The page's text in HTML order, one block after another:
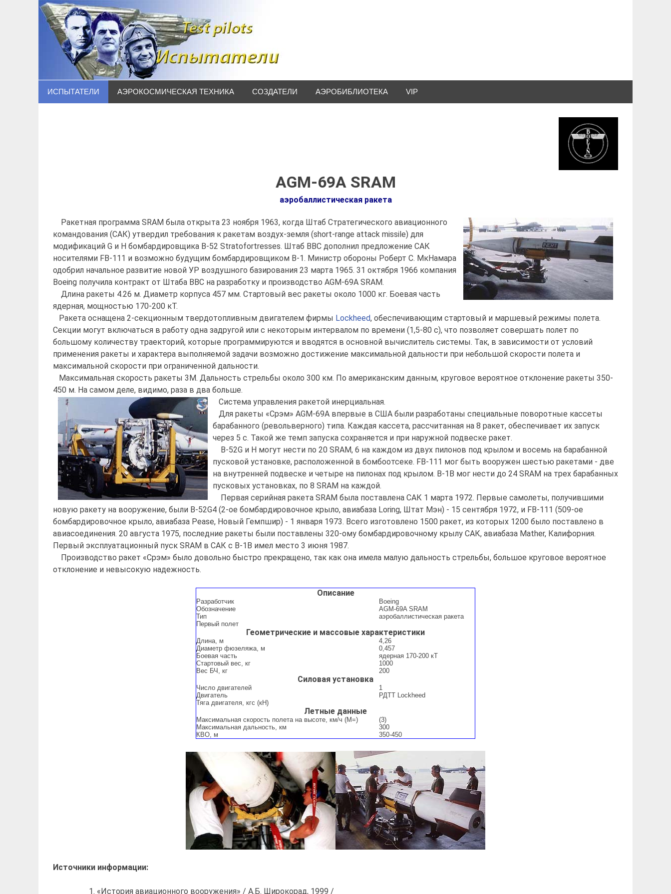
Наверх
ИСПЫТАТЕЛИ АЭРОКОСМИЧЕСКАЯ ТЕХНИКА СОЗДАТЕЛИ АЭРОБИБЛИОТЕКА VIP
AGM-69A SRAM
аэробаллистическая ракета
Ракетная программа SRAM была открыта 23 ноября 1963, когда Штаб Стратегического авиационного
командования (САК) утвердил требования к ракетам воздух-земля (short-range attack missile) для
модификаций G и H бомбардировщика B-52 Stratofortresses. Штаб ВВС дополнил предложение САК
носителями FB-111 и возможно будущим бомбардировщиком B-1. Министр обороны Роберт С. МкНамара
одобрил начальное развитие новой УР воздушного базирования 23 марта 1965. 31 октября 1966 компания
Boeing получила контракт от Штаба ВВС на разработку и производство AGM-69A SRAM.
Длина ракеты 4.26 м. Диаметр корпуса 457 мм. Стартовый вес ракеты около 1000 кг. Боевая часть
ядерная, мощностью 170-200 кТ.
Ракета оснащена 2-секционным твердотопливным двигателем фирмы Lockheed, обеспечивающим стартовый и маршевый режимы полета.
Секции могут включаться в работу одна задругой или с некоторым интервалом по времени (1,5-80 с), что позволяет совершать полет по
большому количеству траекторий, которые программируются и вводятся в основной вычислитель системы. Так, в зависимости от условий
применения ракеты и характера выполняемой задачи возможно достижение максимальной дальности при небольшой скорости полета и
максимальной скорости при ограниченной дальности.
Максимальная скорость ракеты 3М. Дальность стрельбы около 300 км. По американским данным, круговое вероятное отклонение ракеты 350-
450 м. На самом деле, видимо, раза в два больше.
Система управления ракетой инерциальная.
Для ракеты «Срэм» AGM-69A впервые в США были разработаны специальные поворотные кассеты
барабанного (револьверного) типа. Каждая кассета, рассчитанная на 8 ракет, обеспечивает их запуск
через 5 с. Такой же темп запуска сохраняется и при наружной подвеске ракет.
B-52G и H могут нести по 20 SRAM, 6 на каждом из двух пилонов под крылом и восемь на барабанной
пусковой установке, расположенной в бомбоотсеке. FB-111 мог быть вооружен шестью ракетами - две
на внутренней подвеске и четыре на пилонах под крылом. B-1B мог нести до 24 SRAM на трех барабанных
пусковых установках, по 8 SRAM на каждой.
Первая серийная ракета SRAM была поставлена САК 1 марта 1972. Первые самолеты, получившими
новую ракету на вооружение, были B-52G4 (2-ое бомбардировочное крыло, авиабаза Loring, Штат Мэн) - 15 сентября 1972, и FB-111 (509-ое
бомбардировочное крыло, авиабаза Pease, Новый Гемпшир) - 1 января 1973. Всего изготовлено 1500 ракет, из которых 1200 было поставлено в
авиасоединения. 20 августа 1975, последние ракеты были поставлены 320-ому бомбардировочному крылу САК, авиабаза Mather, Калифорния.
Первый эксплуатационный пуск SRAM в САК с B-1B имел место 3 июня 1987.
Производство ракет «Срэм» было довольно быстро прекращено, так как она имела малую дальность стрельбы, большое круговое вероятное
отклонение и невысокую надежность.
Описание
Разработчик
Boeing
Обозначение
AGM-69A SRAM
Тип
аэробаллистическая ракета
Первый полет
Геометрические и массовые характеристики
Длина, м
4,26
Диаметр фюзеляжа, м
0,457
Боевая часть
ядерная 170-200 кТ
Стартовый вес, кг
1000
Вес БЧ, кг
200
Силовая установка
Число двигателей
1
Двигатель
РДТТ Lockheed
Тяга двигателя, кгс (кН)
Летные данные
Максимальная скорость полета на высоте, км/ч (М=)
(3)
Максимальная дальность, км
300
КВО, м
350-450
Источники информации:
«История авиационного вооружения» / А.Б. Широкорад, 1999 /